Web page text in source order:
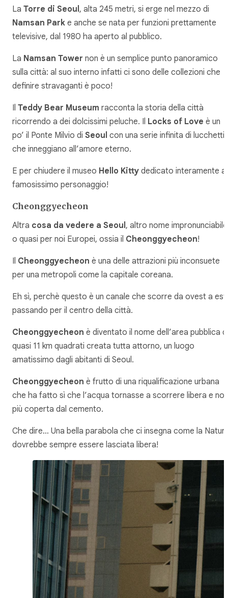
La Torre di Seoul , alta 245 metri, si erge nel mezzo di
Namsan Park e anche se nata per funzioni prettamente
televisive, dal 1980 ha aperto al pubblico.
La Namsan Tower non è un semplice punto panoramico
sulla città: al suo interno infatti ci sono delle collezioni che
definire stravaganti è poco!
Il Teddy Bear Museum racconta la storia della città
ricorrendo a dei dolcissimi peluche. Il Locks of Love è un
po’ il Ponte Milvio di Seoul con una serie infinita di lucchetti
che inneggiano all’amore eterno.
E per chiudere il museo Hello Kitty dedicato interamente al
famosissimo personaggio!
Cheonggyecheon
Altra cosa da vedere a Seoul, altro nome impronunciabile
o quasi per noi Europei, ossia il Cheonggyecheon!
Il Cheonggyecheon è una delle attrazioni più inconsuete
per una metropoli come la capitale coreana.
Eh sì, perchè questo è un canale che scorre da ovest a est,
passando per il centro della città.
Cheonggyecheon è diventato il nome dell’area pubblica di
quasi 11 km quadrati creata tutta attorno, un luogo
amatissimo dagli abitanti di Seoul.
Cheonggyecheon è frutto di una riqualificazione urbana
che ha fatto sì che l’acqua tornasse a scorrere libera e non
più coperta dal cemento.
Che dire… Una bella parabola che ci insegna come la
dovrebbe sempre essere lasciata libera!